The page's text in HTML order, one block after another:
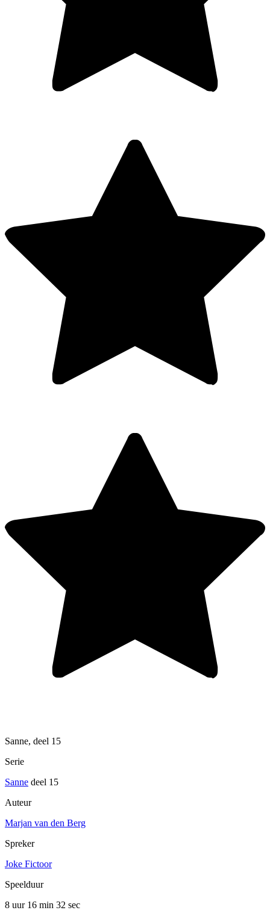
Sanne, deel 15
Serie
Sanne deel 15
Auteur
Marjan van den Berg
Spreker
Joke Fictoor
Speelduur
8 uur 16 min 32 sec